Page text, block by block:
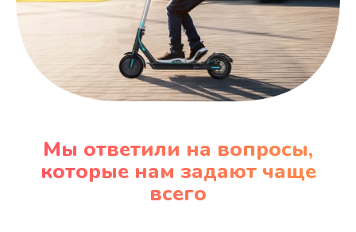
Мы ответили на вопросы,
которые нам задают чаще
всего